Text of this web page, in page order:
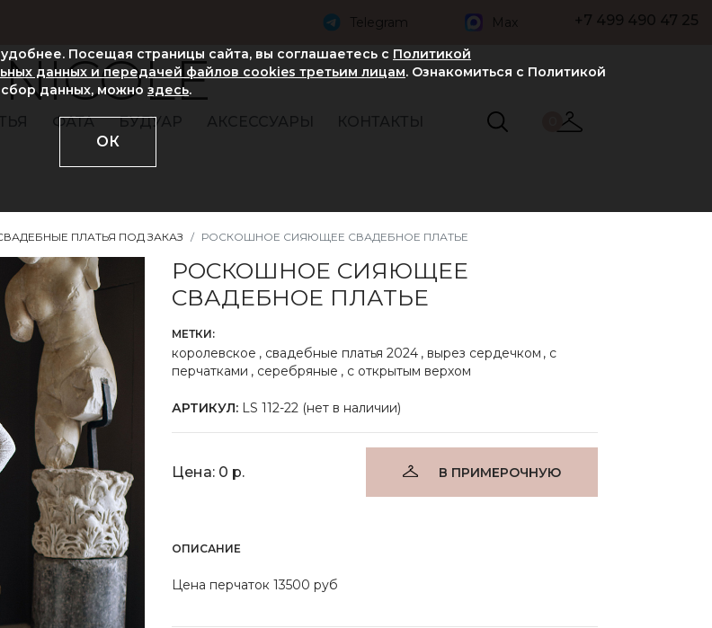
Telegram Max +7 499 490 47 25
NICOLE
ФАТА БУДУАР АКСЕССУАРЫ КОНТАКТЫ
ПЛАТЬЯ ПОД ЗАКАЗ РОСКОШНОЕ СИЯЮЩЕЕ СВАДЕБНОЕ ПЛАТЬЕ
РОСКОШНОЕ СИЯЮЩЕЕ
СВАДЕБНОЕ ПЛАТЬЕ
МЕТКИ:
королевское , свадебные платья 2024 , вырез сердечком , с
перчатками , серебряные , с открытым верхом
АРТИКУЛ: LS 112-22 (нет в наличии)
Цена: 0 р. В ПРИМЕРОЧНУЮ
ОПИСАНИЕ
Цена перчаток 13500 руб
Посещая страницы сайта, вы соглашаетесь с Политикой
данных и передачей файлов cookies третьим лицам. Ознакомиться с Политикой
данных, можно здесь.
ОК